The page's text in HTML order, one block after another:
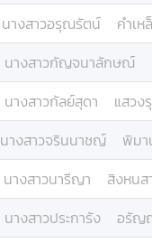
นางสาวอรุณรัตน์ คำเห
นางสาวกัญจนาลักษณ์
นางสาวกัลย์สุดา แสวง
นางสาวจรินนาชญ์ พิมา
นางสาวนารีญา สิงหนส
นางสาวประการัง อรัญ